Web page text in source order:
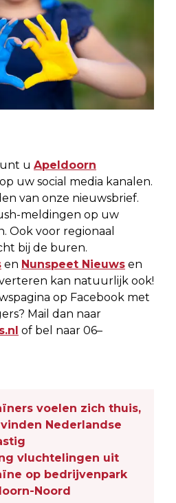
u Apeldoorn
uw social media kanalen.
van onze nieuwsbrief.
meldingen op uw
Ook voor regionaal
bij de buren.
en Nunspeet Nieuws en
kan natuurlijk ook!
op Facebook met
Mail dan naar
of bel naar 06–
voelen zich thuis,
Nederlandse
vluchtelingen uit
op bedrijvenpark
Noord